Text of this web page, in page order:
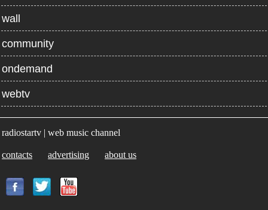
wall
community
ondemand
webtv
radiostartv | web music channel
contacts advertising about us